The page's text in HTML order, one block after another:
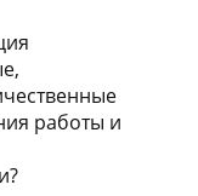
работы и